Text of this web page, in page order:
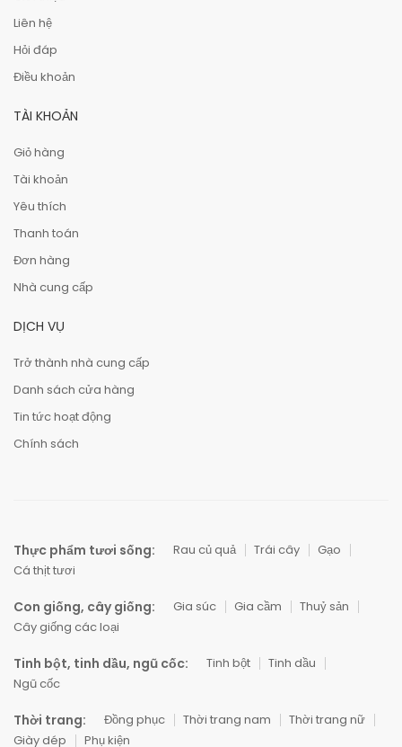
Liên hệ
Hỏi đáp
Điều khoản
TÀI KHOẢN
Giỏ hàng
Tài khoản
Yêu thích
Thanh toán
Đơn hàng
Nhà cung cấp
DỊCH VỤ
Trở thành nhà cung cấp
Danh sách cửa hàng
Tin tức hoạt động
Chính sách
Thực phẩm tươi sống: Rau củ quả Trái cây
Gạo
Cá thịt tươi
Con giống, cây giống: Gia súc Gia cầm
Thuỷ sản
Cây giống các loại
Tinh bột, tinh dầu, ngũ cốc: Tinh bột
Tinh dầu
Ngũ cốc
Thời trang: Đồng phục Thời trang nam
Thời trang nữ
Giày dép
Phụ kiện